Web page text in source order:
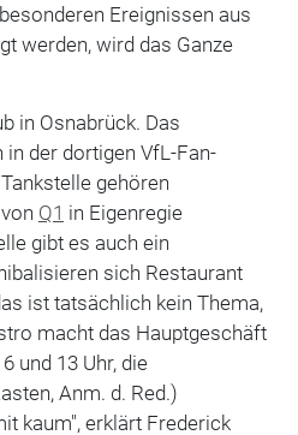
Ereignissen aus
werden, wird das Ganze
in Osnabrück. Das
der dortigen VfL-Fan-
gehören
Q1 in Eigenregie
gibt es auch ein
sich Restaurant
ist tatsächlich kein Thema,
macht das Hauptgeschäft
und 13 Uhr, die
Anm. d. Red.)
kaum", erklärt Frederick